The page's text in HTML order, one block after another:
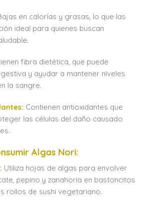
en calorías y grasas, lo que las
ideal para quienes buscan
fibra dietética, que puede
y ayudar a mantener niveles
la sangre.
Contienen antioxidantes que
las células del daño causado
Algas Nori:
Utiliza hojas de algas para envolver
pepino y zanahoria en bastoncitos
rollos de sushi vegetariano.